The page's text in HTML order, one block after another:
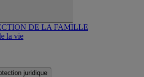
DE LA FAMILLE
la vie
juridique